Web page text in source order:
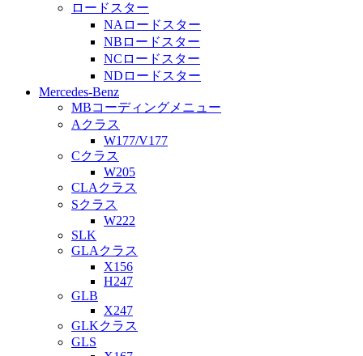
ロードスター
NAロードスター
NBロードスター
NCロードスター
NDロードスター
Mercedes-Benz
MBコーディングメニュー
Aクラス
W177/V177
Cクラス
W205
CLAクラス
Sクラス
W222
SLK
GLAクラス
X156
H247
GLB
X247
GLKクラス
GLS